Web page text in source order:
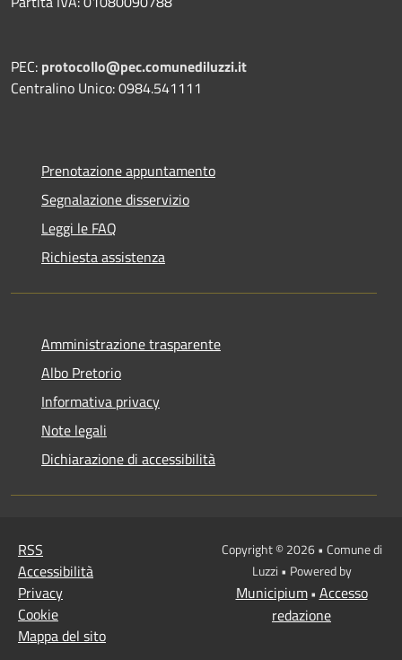
PEC: protocollo@pec.comunediluzzi.it
Centralino Unico: 0984.541111
Prenotazione appuntamento
Segnalazione disservizio
Leggi le FAQ
Richiesta assistenza
Amministrazione trasparente
Albo Pretorio
Informativa privacy
Note legali
Dichiarazione di accessibilità
RSS
Accessibilità
Privacy
Cookie
Mappa del sito
Copyright © 2026 • Comune di
Luzzi • Powered by
Municipium• Accesso
redazione